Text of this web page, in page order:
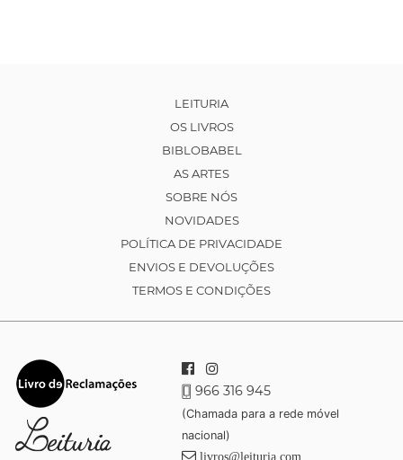
LEITURIA
OS LIVROS
BIBLOBABEL
AS ARTES
SOBRE NÓS
NOVIDADES
POLÍTICA DE PRIVACIDADE
ENVIOS E DEVOLUÇÕES
TERMOS E CONDIÇÕES
966 316 945
(Chamada para a rede móvel
nacional)
livros@leituria.com